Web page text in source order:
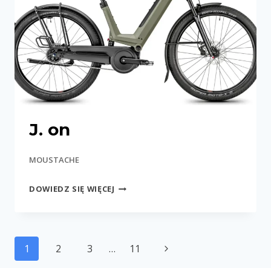
J. on
MOUSTACHE
DOWIEDZ SIĘ WIĘCEJ
Nawigacja
1 2 3 … 11
Następna